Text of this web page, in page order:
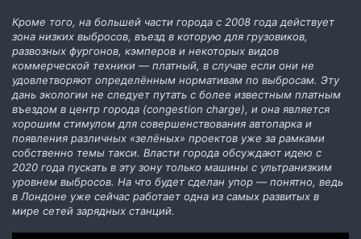
Кроме того, на большей части города c 2008 года действует
зона низких выбросов, въезд в которую для грузовиков,
развозных фургонов, кэмперов и некоторых видов
коммерческой техники — платный, в случае если они не
удовлетворяют определённым нормативам по выбросам. Эту
дань экологии не следует путать с более известным платным
въездом в центр города (congestion charge), и она является
хорошим стимулом для совершенствования автопарка и
появления различных «зелёных» проектов уже за рамками
собственно темы такси. Власти города обсуждают идею с
2020 года пускать в эту зону только машины с ультранизким
уровнем выбросов. На что будет сделан упор — понятно, ведь
в Лондоне уже сейчас работает одна из самых развитых в
мире сетей зарядных станций.